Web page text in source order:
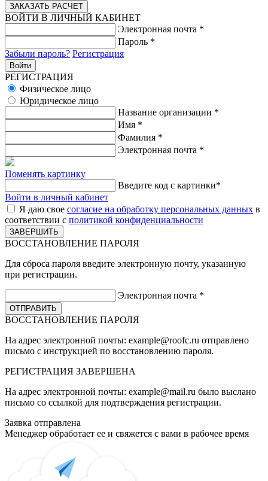
ВОЙТИ В ЛИЧНЫЙ КАБИНЕТ
Электронная почта *
Пароль *
Забыли пароль? Регистрация
РЕГИСТРАЦИЯ
Физическое лицо
Юридическое лицо
Название организации *
Имя *
Фамилия *
Электронная почта *
Поменять картинку
Введите код с картинки*
Войти в личный кабинет
Я даю свое согласие на обработку персональных данных в
соответствии с политикой конфиденциальности
ВОССТАНОВЛЕНИЕ ПАРОЛЯ
Для сброса пароля введите электронную почту, указанную
при регистрации.
Электронная почта *
ВОССТАНОВЛЕНИЕ ПАРОЛЯ
На адрес электронной почты: example@roofc.ru отправлено
письмо с инструкцией по восстановлению пароля.
РЕГИСТРАЦИЯ ЗАВЕРШЕНА
На адрес электронной почты: example@mail.ru было выслано
письмо со ссылкой для подтверждения регистрации.
Заявка отправлена
Менеджер обработает ее и свяжется с вами в рабочее время